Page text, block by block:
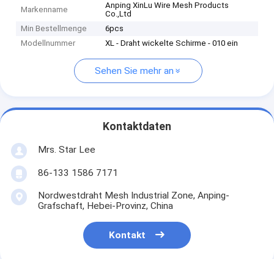
Markenname
Anping XinLu Wire Mesh Products
Co.,Ltd
Min Bestellmenge
6pcs
Modellnummer
XL - Draht wickelte Schirme - 010 ein
Sehen Sie mehr an
Kontaktdaten
Mrs. Star Lee
86-133 1586 7171
Nordwestdraht Mesh Industrial Zone, Anping-
Grafschaft, Hebei-Provinz, China
Kontakt